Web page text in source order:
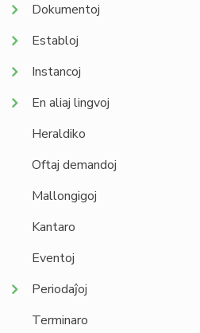
Dokumentoj
Establoj
Instancoj
En aliaj lingvoj
Heraldiko
Oftaj demandoj
Mallongigoj
Kantaro
Eventoj
Periodaĵoj
Terminaro